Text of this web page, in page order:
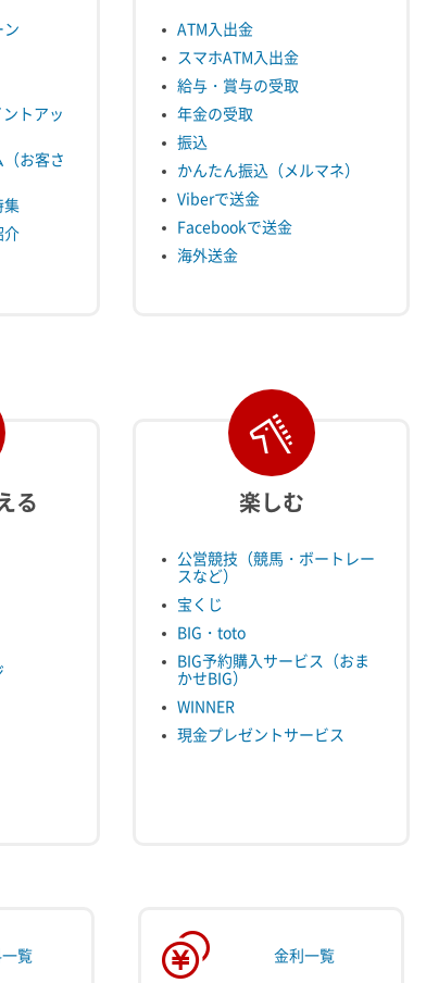
トアッ
お客さ
集
介
ATM入出金
スマホATM入出金
給与・賞与の受取
年金の受取
振込
かんたん振込（メルマネ）
Viberで送金
Facebookで送金
海外送金
る 楽しむ
公営競技（競馬・ボートレー
スなど）
宝くじ
BIG・toto
BIG予約購入サービス（おま
かせBIG）
WINNER
現金プレゼントサービス
覧 金利一覧